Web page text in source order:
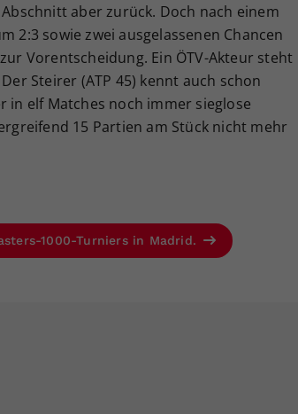
aber zurück. Doch nach einem
2:3 sowie zwei ausgelassenen Chancen
Vorentscheidung. Ein ÖTV-Akteur steht
Steirer (ATP 45) kennt auch schon
elf Matches noch immer sieglose
15 Partien am Stück nicht mehr
1000-Turniers in Madrid.